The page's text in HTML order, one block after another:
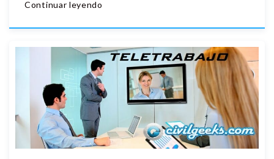
Continuar leyendo